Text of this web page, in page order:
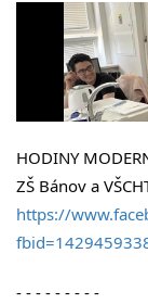
HODINY
ZŠ Bánov a
https://
- - - - - - - - -